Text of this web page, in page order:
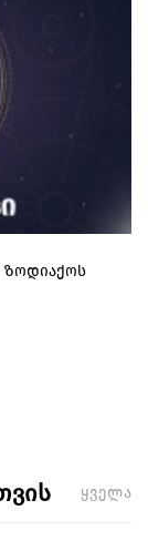
ზოდიაქოს
ყველა